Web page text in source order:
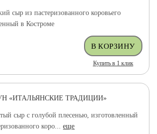
сыр из пастеризованного коровьего
в Костроме
Купить в 1 клик
«ИТАЛЬЯНСКИЕ ТРАДИЦИИ»
сыр с голубой плесенью, изготовленный
коро...еще